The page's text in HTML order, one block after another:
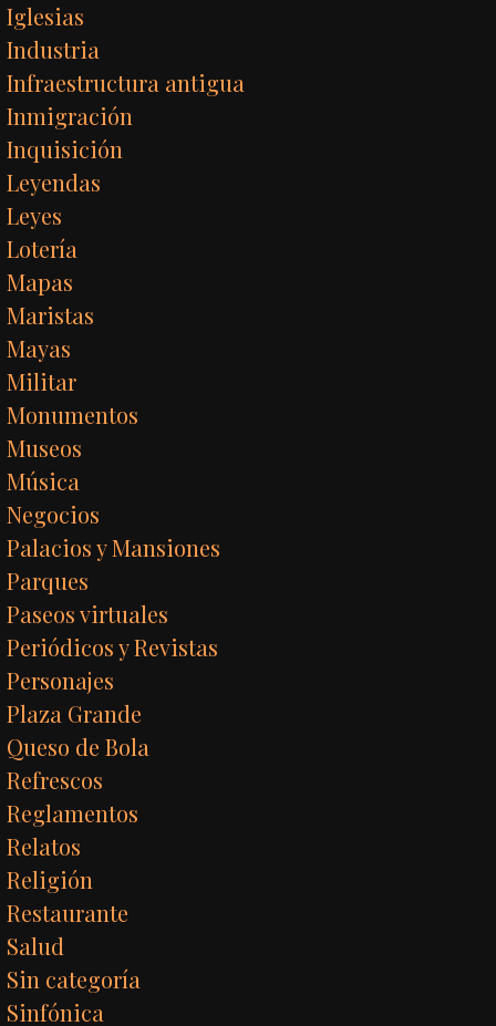
Iglesias
Industria
Infraestructura antigua
Inmigración
Inquisición
Leyendas
Leyes
Lotería
Mapas
Maristas
Mayas
Militar
Monumentos
Museos
Música
Negocios
Palacios y Mansiones
Parques
Paseos virtuales
Periódicos y Revistas
Personajes
Plaza Grande
Queso de Bola
Refrescos
Reglamentos
Relatos
Religión
Restaurante
Salud
Sin categoría
Sinfónica